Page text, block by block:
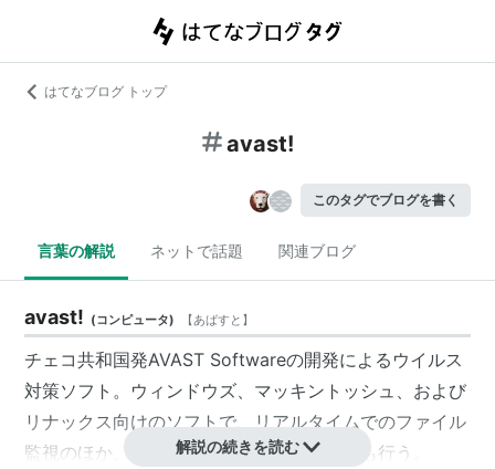
はてなブログ トップ
avast!
このタグでブログを書く
言葉の解説 ネットで話題 関連ブログ
avast! (コンピュータ) 【あばすと 】
チェコ共和国発AVAST Softwareの開発によるウイルス
対策ソフト。ウィンドウズ、マッキントッシュ、および
リナックス向けのソフトで、リアルタイムでのファイル
監視のほか、メール、ウェブ等のチェックも行う。
解説の続きを読む